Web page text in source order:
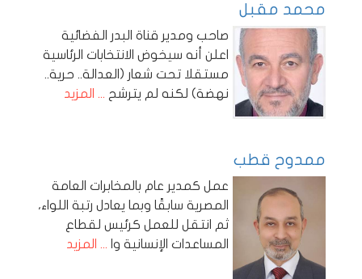
محمد مقبل
صاحب ومدير قناة البدر الفضائية
اعلن أنه سيخوض الانتخابات الرئاسية
مستقلا تحت شعار (العدالة.. حرية..
نهضة) لكنه لم يترشح ... المزيد
ممدوح قطب
عمل كمدير عام بالمخابرات العامة
المصرية سابقًا وبما يعادل رتبة اللواء،
ثم انتقل للعمل كرئيس لقطاع
المساعدات الإنسانية وا ... المزيد